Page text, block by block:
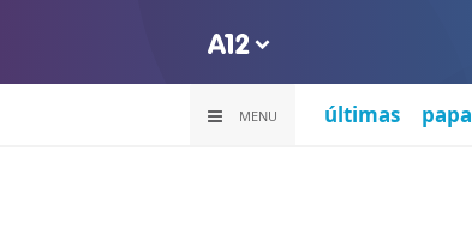
MENU últimas papa